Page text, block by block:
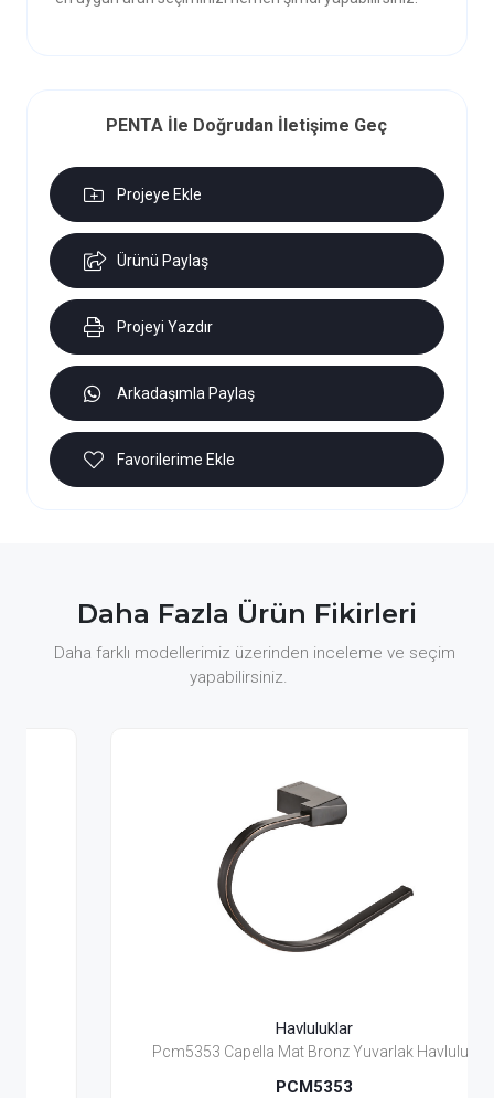
PENTA İle Doğrudan İletişime Geç
Projeye Ekle
Ürünü Paylaş
Projeyi Yazdır
Arkadaşımla Paylaş
Favorilerime Ekle
Daha Fazla Ürün Fikirleri
Daha farklı modellerimiz üzerinden inceleme ve seçim
yapabilirsiniz.
Havluluklar
Pcm5353 Capella Mat Bronz Yuvarlak Havluluk
PCM5353